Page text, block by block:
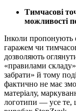
Тимчасові
можливості
Інколи пропонують
гаражем чи
дозволяють
«правилами
забрати» й тому
фактично не має
матеріалу,
логотипи — усе те,